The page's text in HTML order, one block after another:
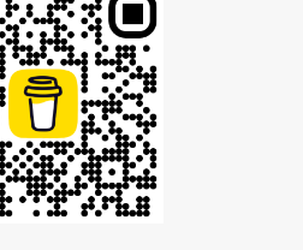
2022